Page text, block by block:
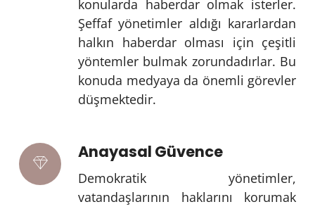
konularda haberdar olmak isterler.
Şeffaf yönetimler aldığı kararlardan
halkın haberdar olması için çeşitli
yöntemler bulmak zorundadırlar. Bu
konuda medyaya da önemli görevler
düşmektedir.
Anayasal Güvence
Demokratik yönetimler,
vatandaşlarının haklarını korumak